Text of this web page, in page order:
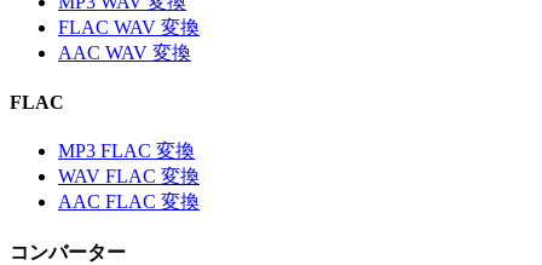
FLAC WAV 変換
AAC WAV 変換
FLAC
MP3 FLAC 変換
WAV FLAC 変換
AAC FLAC 変換
コンバーター